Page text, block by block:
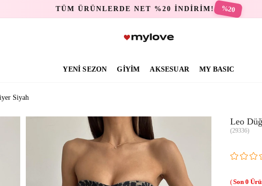
TÜM ÜRÜNLERDE NET %20 İNDİRİM! %20
YENİ SEZON GİYİM AKSESUAR MY BASIC
Siyah
Leo
(29336)
0